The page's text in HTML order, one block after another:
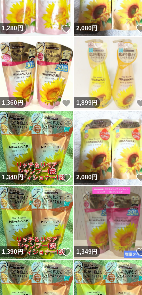
1,280円 いいね！
2,080円
1,360円 いいね！
1,899円
1,340円 いいね！
2,080円
1,390円 いいね！
1,349円